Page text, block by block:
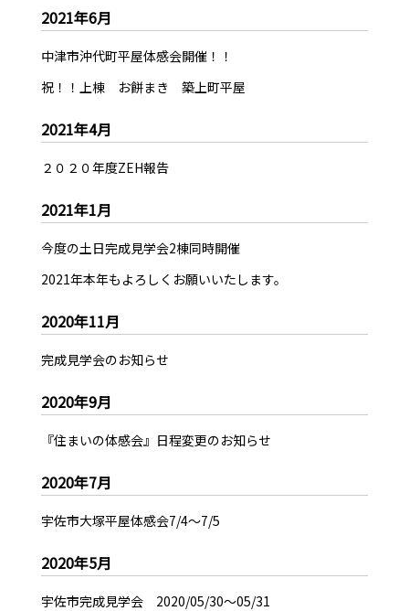
2021年6月
中津市沖代町平屋体感会開催！！
祝！！上棟 お餅まき 築上町平屋
2021年4月
２０２０年度ZEH報告
2021年1月
今度の土日完成見学会2棟同時開催
2021年本年もよろしくお願いいたします。
2020年11月
完成見学会のお知らせ
2020年9月
『住まいの体感会』日程変更のお知らせ
2020年7月
宇佐市大塚平屋体感会7/4～7/5
2020年5月
宇佐市完成見学会 2020/05/30～05/31